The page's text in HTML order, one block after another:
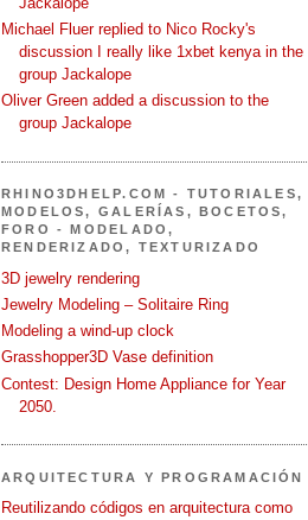
Michael Fluer replied to Nico Rocky's
discussion I really like 1xbet kenya in the
group Jackalope
Oliver Green added a discussion to the
group Jackalope
RHINO3DHELP.COM - TUTORIALES,
MODELOS, GALERÍAS, BOCETOS,
FORO - MODELADO,
RENDERIZADO, TEXTURIZADO
3D jewelry rendering
Jewelry Modeling – Solitaire Ring
Modeling a wind-up clock
Grasshopper3D Vase definition
Contest: Design Home Appliance for Year
2050.
ARQUITECTURA Y PROGRAMACIÓN
Reutilizando códigos en arquitectura como